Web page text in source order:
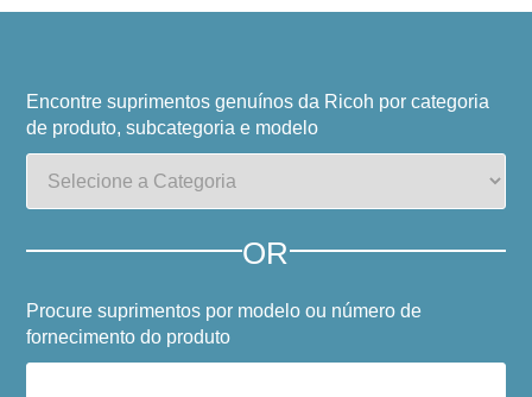
Encontre suprimentos genuínos da Ricoh por categoria
de produto, subcategoria e modelo
OR
Procure suprimentos por modelo ou número de
fornecimento do produto